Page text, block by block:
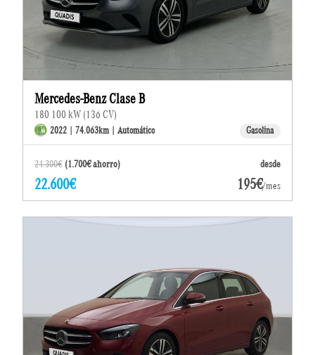
Mercedes-Benz Clase B
180 100 kW (136 CV)
2022 | 74.063km | Automático Gasolina
24.300€ (1.700€ ahorro) desde
22.600€ 195€/mes